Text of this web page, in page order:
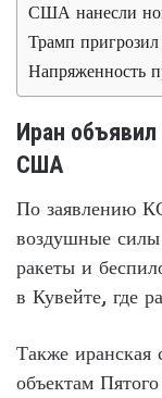
США нанесли
Трамп пригрозил
Напряженность
Иран
США
По заявлению
воздушные силы
ракеты и
в Кувейте, где
Также иранская
объектам